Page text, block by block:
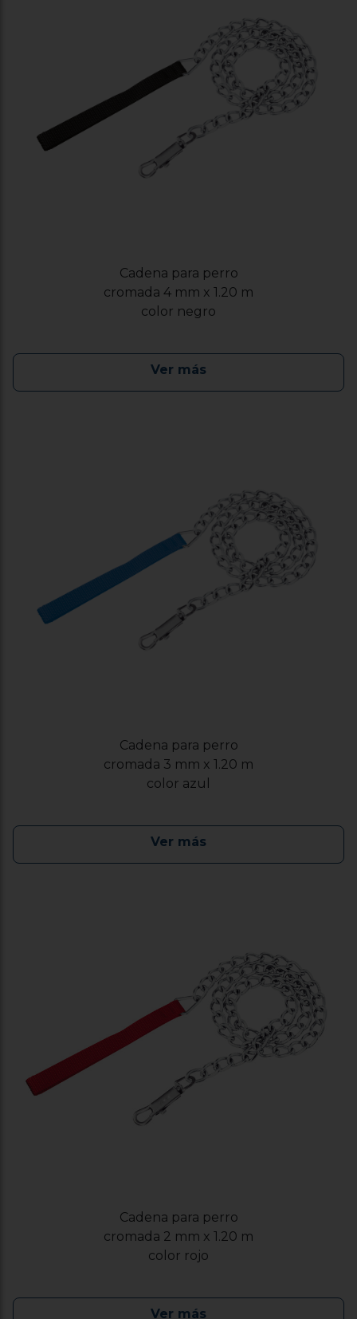
Cadena para perro
cromada 4 mm x 1.20 m
color negro
Ver más
Cadena para perro
cromada 3 mm x 1.20 m
color azul
Ver más
Cadena para perro
cromada 2 mm x 1.20 m
color rojo
Ver más